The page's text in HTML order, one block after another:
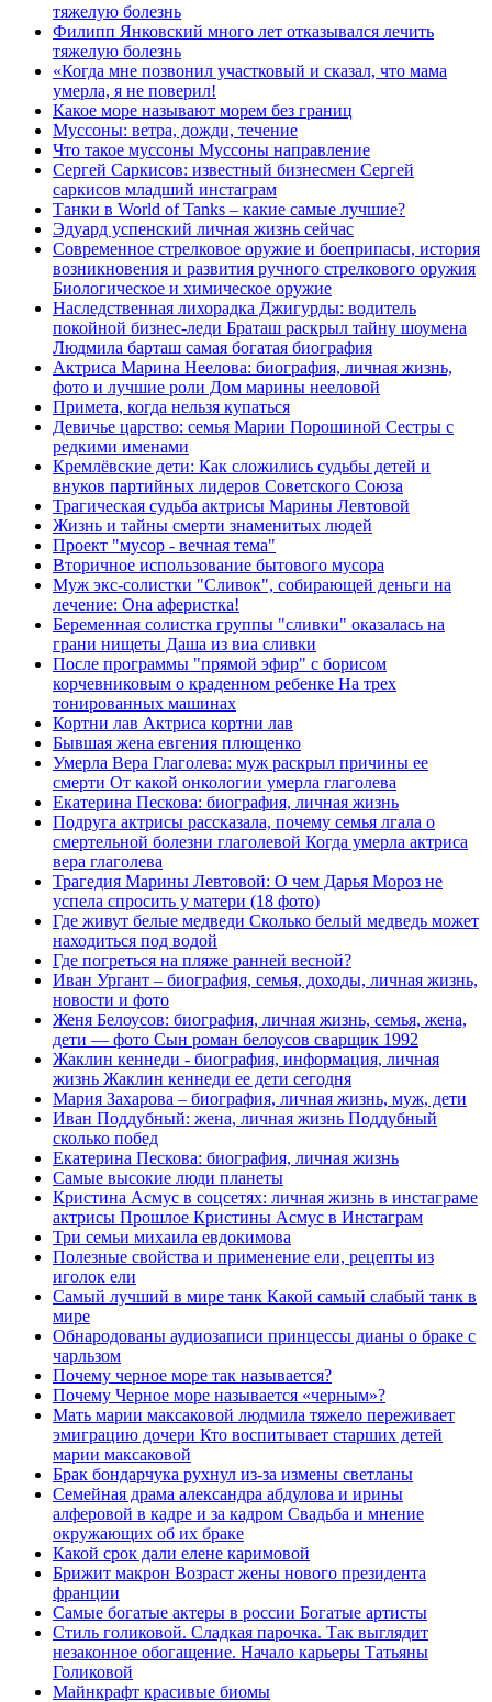
тяжелую болезнь
Филипп Янковский много лет отказывался лечить
тяжелую болезнь
«Когда мне позвонил участковый и сказал, что мама
умерла, я не поверил!
Какое море называют морем без границ
Муссоны: ветра, дожди, течение
Что такое муссоны Муссоны направление
Сергей Саркисов: известный бизнесмен Сергей
саркисов младший инстаграм
Танки в World of Tanks – какие самые лучшие?
Эдуард успенский личная жизнь сейчас
Современное стрелковое оружие и боеприпасы, история
возникновения и развития ручного стрелкового оружия
Биологическое и химическое оружие
Наследственная лихорадка Джигурды: водитель
покойной бизнес-леди Браташ раскрыл тайну шоумена
Людмила барташ самая богатая биография
Актриса Марина Неелова: биография, личная жизнь,
фото и лучшие роли Дом марины нееловой
Примета, когда нельзя купаться
Девичье царство: семья Марии Порошиной Сестры с
редкими именами
Кремлёвские дети: Как сложились судьбы детей и
внуков партийных лидеров Советского Союза
Трагическая судьба актрисы Марины Левтовой
Жизнь и тайны смерти знаменитых людей
Проект "мусор - вечная тема"
Вторичное использование бытового мусора
Муж экс-солистки "Сливок", собирающей деньги на
лечение: Она аферистка!
Беременная солистка группы "сливки" оказалась на
грани нищеты Даша из виа сливки
После программы "прямой эфир" с борисом
корчевниковым о краденном ребенке На трех
тонированных машинах
Кортни лав Актриса кортни лав
Бывшая жена евгения плющенко
Умерла Вера Глаголева: муж раскрыл причины ее
смерти От какой онкологии умерла глаголева
Екатерина Пескова: биография, личная жизнь
Подруга актрисы рассказала, почему семья лгала о
смертельной болезни глаголевой Когда умерла актриса
вера глаголева
Трагедия Марины Левтовой: О чем Дарья Мороз не
успела спросить у матери (18 фото)
Где живут белые медведи Сколько белый медведь может
находиться под водой
Где погреться на пляже ранней весной?
Иван Ургант – биография, семья, доходы, личная жизнь,
новости и фото
Женя Белоусов: биография, личная жизнь, семья, жена,
дети — фото Сын роман белоусов сварщик 1992
Жаклин кеннеди - биография, информация, личная
жизнь Жаклин кеннеди ее дети сегодня
Мария Захарова – биография, личная жизнь, муж, дети
Иван Поддубный: жена, личная жизнь Поддубный
сколько побед
Екатерина Пескова: биография, личная жизнь
Самые высокие люди планеты
Кристина Асмус в соцсетях: личная жизнь в инстаграме
актрисы Прошлое Кристины Асмус в Инстаграм
Три семьи михаила евдокимова
Полезные свойства и применение ели, рецепты из
иголок ели
Самый лучший в мире танк Какой самый слабый танк в
мире
Обнародованы аудиозаписи принцессы дианы о браке с
чарльзом
Почему черное море так называется?
Почему Черное море называется «черным»?
Мать марии максаковой людмила тяжело переживает
эмиграцию дочери Кто воспитывает старших детей
марии максаковой
Брак бондарчука рухнул из-за измены светланы
Семейная драма александра абдулова и ирины
алферовой в кадре и за кадром Свадьба и мнение
окружающих об их браке
Какой срок дали елене каримовой
Брижит макрон Возраст жены нового президента
франции
Самые богатые актеры в россии Богатые артисты
Стиль голиковой. Сладкая парочка. Так выглядит
незаконное обогащение. Начало карьеры Татьяны
Голиковой
Майнкрафт красивые биомы